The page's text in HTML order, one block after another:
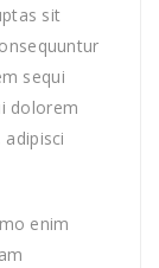
sit
sequi
dolorem
enim